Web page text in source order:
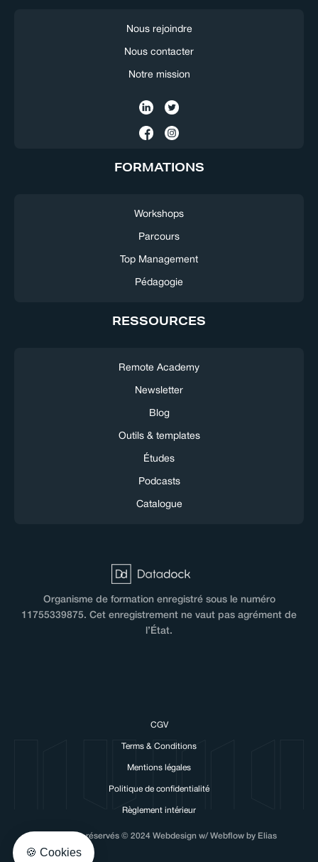
Nous rejoindre
Nous contacter
Notre mission
FORMATIONS
Workshops
Parcours
Top Management
Pédagogie
RESSOURCES
Remote Academy
Newsletter
Blog
Outils & templates
Études
Podcasts
Catalogue
Organisme de formation enregistré sous le numéro
11755339875. Cet enregistrement ne vaut pas agrément de
l’État.
CGV
Terms & Conditions
Mentions légales
Politique de confidentialité
Règlement intérieur
Tous droits réservés © 2024 Webdesign w/ Webflow by Elias
use cookies to make our website work and to personalise
Consents certified by
🍪 Cookies